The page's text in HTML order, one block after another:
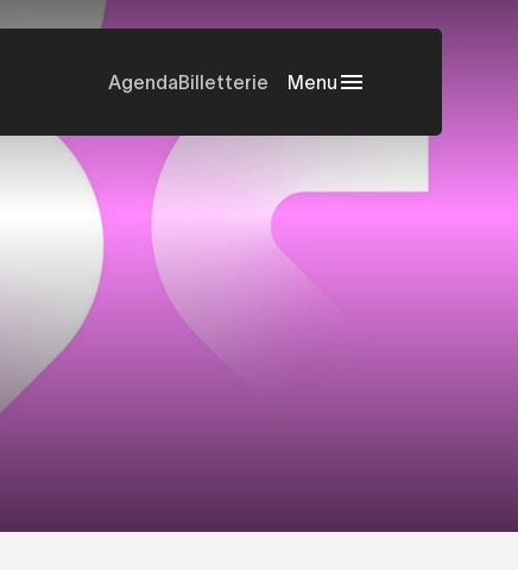
AgendaBilletterie Menu